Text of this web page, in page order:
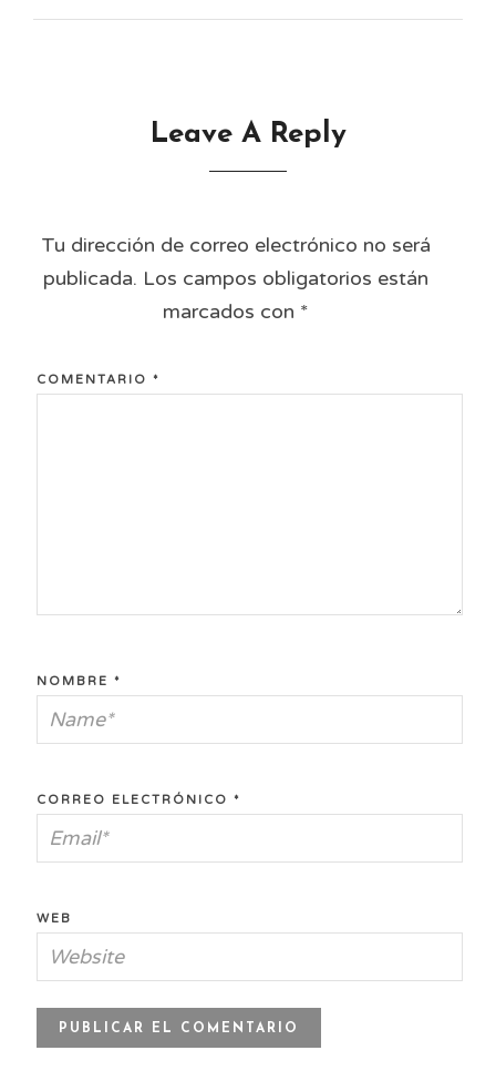
Leave A Reply
Tu dirección de correo electrónico no será
publicada. Los campos obligatorios están
marcados con *
COMENTARIO *
NOMBRE *
CORREO ELECTRÓNICO *
WEB